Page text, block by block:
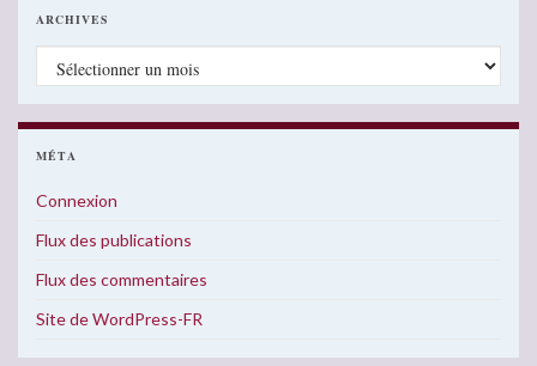
ARCHIVES
Archives
MÉTA
Connexion
Flux des publications
Flux des commentaires
Site de WordPress-FR